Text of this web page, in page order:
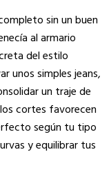
sin un buen
al armario
del estilo
unos simples jeans,
un traje de
cortes favorecen
según tu tipo
y equilibrar tus